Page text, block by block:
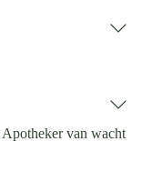
Apotheker van wacht